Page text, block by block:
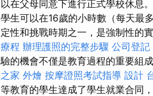
以在父母同意下進行正式學校休息。
學生可以在16歲的小時數（每天最
定性和挑戰時期之一，是強制性的
療程 辦理護照的完整步驟 公司登記
驗的機會不僅是教育過程的重要組
之家 外燴 按摩證照考試指導 設計
等教育的學生達成了學生就業合同